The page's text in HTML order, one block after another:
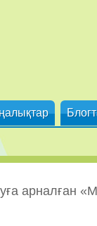
арналған